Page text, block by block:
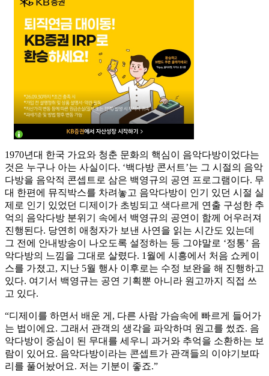
1970년대 한국 가요와 청춘 문화의 핵심이 음악다방이었다는
것은 누구나 아는 사실이다. ‘백다방 콘서트’는 그 시절의 음악
다방을 음악적 콘셉트로 삼은 백영규의 공연 프로그램이다. 무
대 한편에 뮤직박스를 차려놓고 음악다방이 인기 있던 시절 실
제로 인기 있었던 디제이가 초빙되고 색다르게 연출 구성한 추
억의 음악다방 분위기 속에서 백영규의 공연이 함께 어우러져
진행된다. 당연히 애청자가 보낸 사연을 읽는 시간도 있는데
그 전에 안내방송이 나오도록 설정하는 등 그야말로 ‘정통’ 음
악다방의 느낌을 그대로 살렸다. 1월에 시흥에서 처음 쇼케이
스를 가졌고, 지난 5월 행사 이후로는 수정 보완을 해 진행하고
있다. 여기서 백영규는 공연 기획뿐 아니라 원고까지 직접 쓰
고 있다.
“디제이를 하면서 배운 게, 다른 사람 가슴속에 빠르게 들어가
는 법이에요. 그래서 관객의 생각을 파악하며 원고를 썼죠. 음
악다방이 중심이 된 무대를 세우니 과거와 추억을 소환하는 보
람이 있어요. 음악다방이라는 콘셉트가 관객들의 이야기보따
리를 풀어놨어요. 저는 기분이 좋죠.”